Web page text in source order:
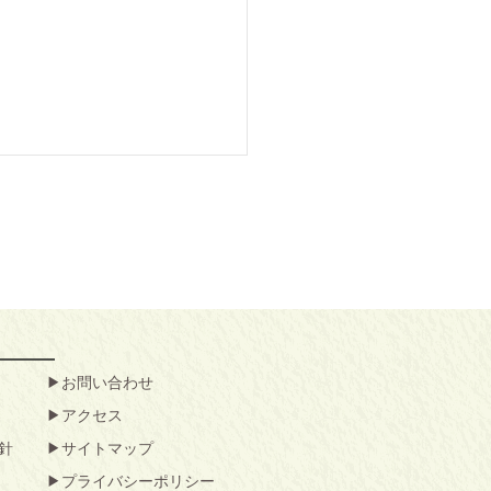
お問い合わせ
アクセス
サイトマップ
プライバシーポリシー